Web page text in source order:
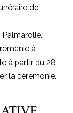
de
Palmarolle.
à
à partir du 28
la cérémonie.